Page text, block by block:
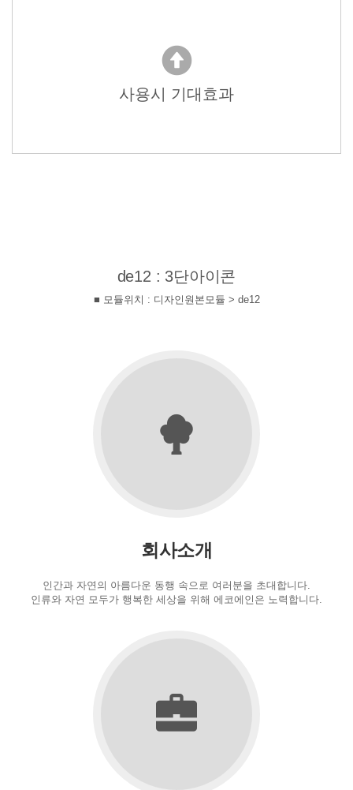
사용시 기대효과
de12 : 3단아이콘
■ 모듈위치 : 디자인원본모듈 > de12
회사소개
인간과 자연의 아름다운 동행 속으로 여러분을 초대합니다.
인류와 자연 모두가 행복한 세상을 위해 에코에인은 노력합니다.